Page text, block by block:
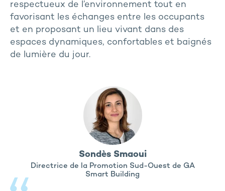
respectueux de l’environnement tout en
favorisant les échanges entre les occupants
et en proposant un lieu vivant dans des
espaces dynamiques, confortables et baignés
de lumière du jour.
Sondès Smaoui
Directrice de la Promotion Sud-Ouest de GA
Smart Building